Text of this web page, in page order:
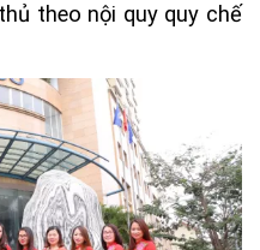
theo nội quy quy chế